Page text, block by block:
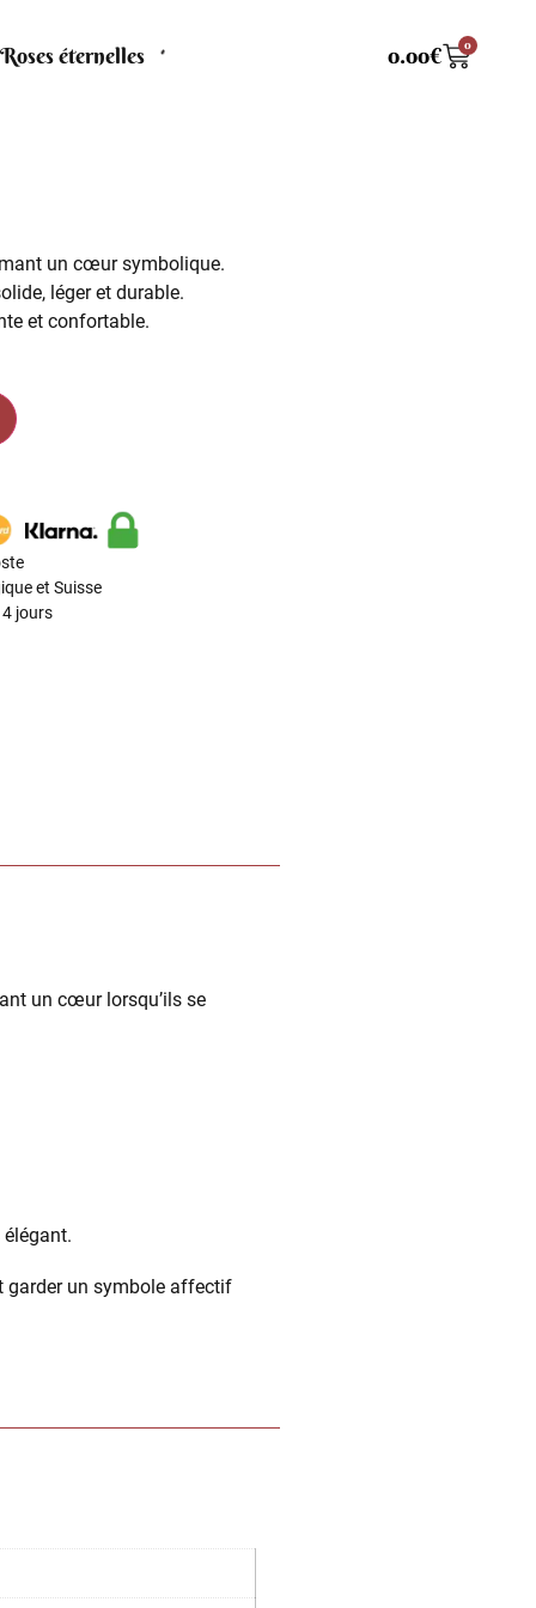
Roses éternelles 0.00€ 0
un cœur symbolique.
léger et durable.
et confortable.
et Suisse
jours
un cœur lorsqu’ils se
garder un symbole affectif